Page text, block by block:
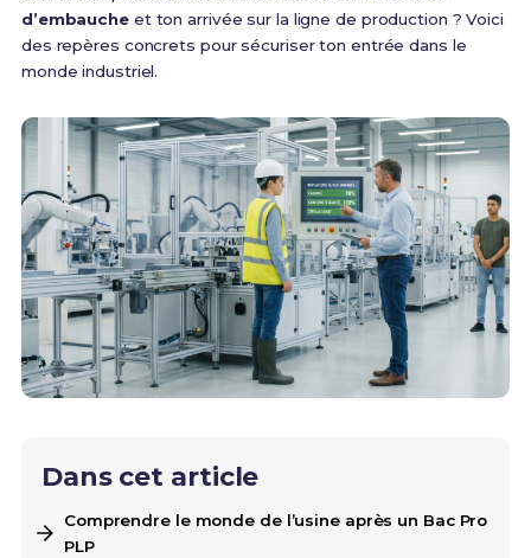
d’embaucheet ton arrivée sur la ligne de production ? Voici
des repères concrets pour sécuriser ton entrée dans le
monde industriel.
Dans cet article
Comprendre le monde de l’usine après un Bac Pro
PLP